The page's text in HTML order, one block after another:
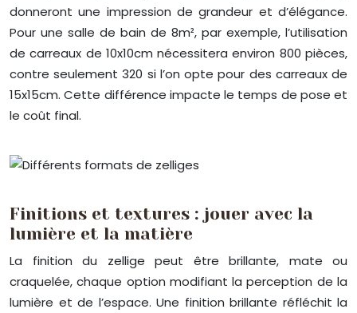
donneront une impression de grandeur et d’élégance.
Pour une salle de bain de 8m², par exemple, l’utilisation
de carreaux de 10x10cm nécessitera environ 800 pièces,
contre seulement 320 si l’on opte pour des carreaux de
15x15cm. Cette différence impacte le temps de pose et
le coût final.
Finitions et textures : jouer avec la
lumière et la matière
La finition du zellige peut être brillante, mate ou
craquelée, chaque option modifiant la perception de la
lumière et de l’espace. Une finition brillante réfléchit la